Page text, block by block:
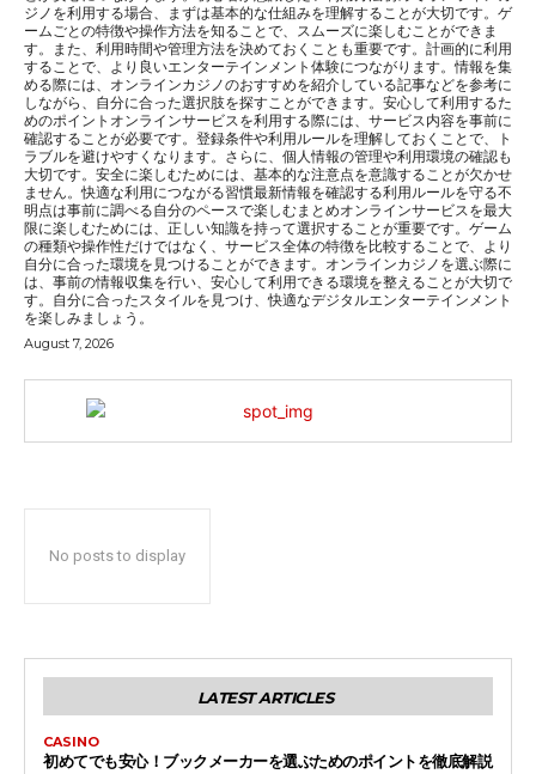
ジノを利用する場合、まずは基本的な仕組みを理解することが大切です。ゲ
ームごとの特徴や操作方法を知ることで、スムーズに楽しむことができま
す。また、利用時間や管理方法を決めておくことも重要です。計画的に利用
することで、より良いエンターテインメント体験につながります。情報を集
める際には、オンラインカジノのおすすめを紹介している記事などを参考に
しながら、自分に合った選択肢を探すことができます。安心して利用するた
めのポイントオンラインサービスを利用する際には、サービス内容を事前に
確認することが必要です。登録条件や利用ルールを理解しておくことで、ト
ラブルを避けやすくなります。さらに、個人情報の管理や利用環境の確認も
大切です。安全に楽しむためには、基本的な注意点を意識することが欠かせ
ません。快適な利用につながる習慣最新情報を確認する利用ルールを守る不
明点は事前に調べる自分のペースで楽しむまとめオンラインサービスを最大
限に楽しむためには、正しい知識を持って選択することが重要です。ゲーム
の種類や操作性だけではなく、サービス全体の特徴を比較することで、より
自分に合った環境を見つけることができます。オンラインカジノを選ぶ際に
は、事前の情報収集を行い、安心して利用できる環境を整えることが大切で
す。自分に合ったスタイルを見つけ、快適なデジタルエンターテインメント
を楽しみましょう。
August 7, 2026
No posts to display
LATEST ARTICLES
CASINO
初めてでも安心！ブックメーカーを選ぶためのポイントを徹底解説